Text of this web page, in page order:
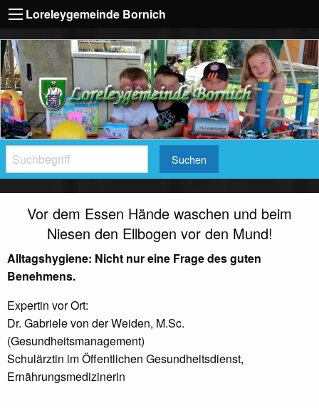
Loreleygemeinde Bornich
Suchen
Vor dem Essen Hände waschen und beim
Niesen den Ellbogen vor den Mund!
Alltagshygiene: Nicht nur eine Frage des guten
Benehmens.
Expertin vor Ort:
Dr. Gabriele von der Weiden, M.Sc.
(Gesundheitsmanagement)
Schulärztin im Öffentlichen Gesundheitsdienst,
Ernährungsmedizinerin